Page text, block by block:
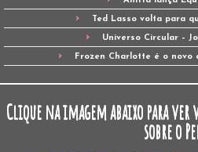
Ted Lasso volta para
Universo Circular –
Frozen Charlotte é o novo
Clique na imagem abaixo para
sobre o